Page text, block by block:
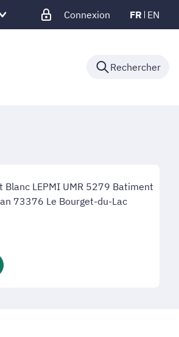
Connexion FR EN
Rechercher
Blanc LEPMI UMR 5279 Batiment
73376 Le Bourget-du-Lac